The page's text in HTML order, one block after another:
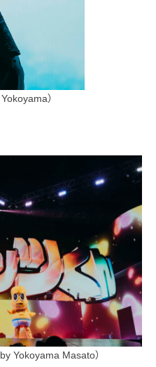
）
Yokoyama Masato）